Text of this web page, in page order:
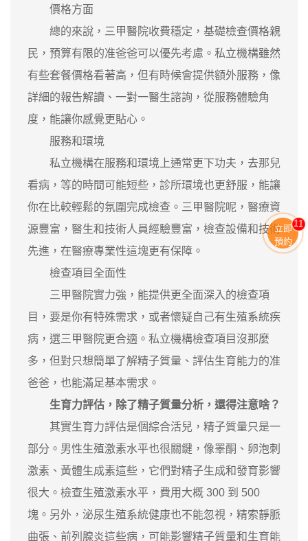
價格方面
總的來說，三甲醫院收費穩定，基礎檢查價格親
民，預算有限的准爸爸可以優先考慮。私立機構雖然
有些套餐價格看著高，但有時候會提供額外服務，像
詳細的報告解讀、一對一醫生諮詢，從服務體驗角
度，能讓你感覺更貼心。
服務和環境
私立機構在服務和環境上通常更下功夫，去那兒
看病，等的時間可能短些，診所環境也更舒服，能讓
你在比較輕鬆的氛圍完成檢查。三甲醫院呢，醫療資
源豐富，醫生和技術人員經驗豐富，檢查設備和技術
先進，在醫療專業性這塊更有保障。
檢查項目全面性
三甲醫院實力強，能提供更全面深入的檢查項
目，要是你有特殊需求，或者懷疑自己有生殖系統疾
病，選三甲醫院更合適。私立機構檢查項目沒那麼
多，但對只想簡單了解精子質量、評估生育能力的准
爸爸，也能滿足基本需求。
生育力評估，除了精子質量分析，還得注意啥？
其實生育力評估是個綜合活兒，精子質量只是一
部分。男性生殖激素水平也很關鍵，像睪酮、卵泡刺
激素、黃體生成素這些，它們對精子生成和發育影響
很大。檢查生殖激素水平，費用大概 300 到 500
塊。另外，泌尿生殖系統健康也不能忽視，精索靜脈
曲張、前列腺炎這些病，可能影響精子質量和生育能
立即
預約
11